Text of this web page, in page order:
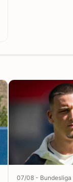
07/08 - Bundesliga